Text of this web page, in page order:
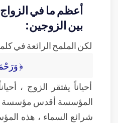
أعظم ما في الزواج
بين الزوجين:
لكن الملمح الرائعة في
﴿
أحياناً يفتقر الزوج ،
المؤسسة أقدس مؤسسة
شرائع السماء ، هذه